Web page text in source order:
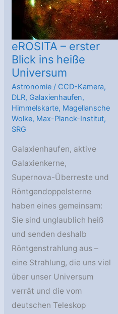
Schwarze
Löcher
kollidieren
eROSITA – erster
Blick ins heiße
Universum
Astronomie / CCD-Kamera,
DLR, Galaxienhaufen,
Himmelskarte, Magellansche
Wolke, Max-Planck-Institut,
SRG
Galaxienhaufen, aktive
Galaxienkerne,
Supernova-Überreste und
Röntgendoppelsterne
haben eines gemeinsam:
Sie sind unglaublich heiß
und senden deshalb
Röntgenstrahlung aus –
eine Strahlung, die uns viel
über unser Universum
verrät und die vom
deutschen Teleskop